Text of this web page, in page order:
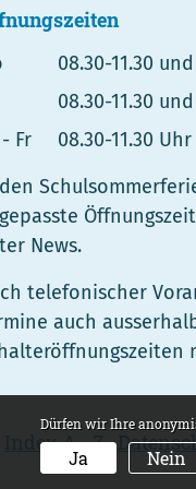
08.30-11.30
08.30-11.30
Fr
08.30-11.30 Uhr
News.
telefonischer
auch
Index A - Z
Dürfen wir Ihre
Ja Nein